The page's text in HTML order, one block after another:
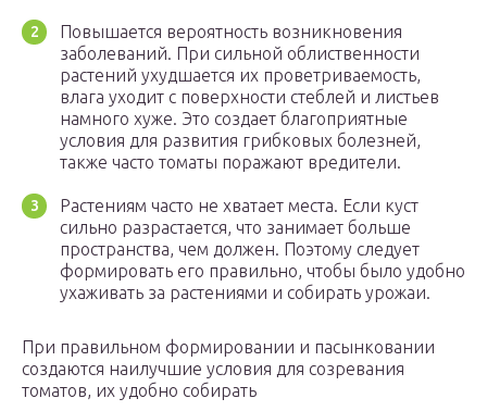
Повышается вероятность возникновения
заболеваний. При сильной облиственности
растений ухудшается их проветриваемость,
влага уходит с поверхности стеблей и листьев
намного хуже. Это создает благоприятные
условия для развития грибковых болезней,
также часто томаты поражают вредители.
Растениям часто не хватает места. Если куст
сильно разрастается, что занимает больше
пространства, чем должен. Поэтому следует
формировать его правильно, чтобы было удобно
ухаживать за растениями и собирать урожаи.
При правильном формировании и пасынковании
создаются наилучшие условия для созревания
томатов, их удобно собирать